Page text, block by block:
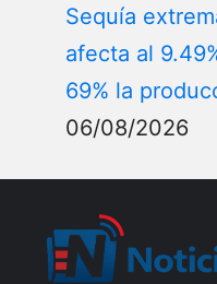
Sequía
afecta al
69% la
06/08/2026